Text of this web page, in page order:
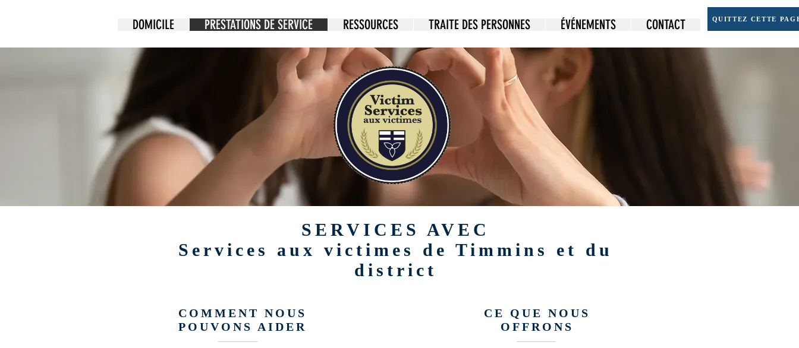
DOMICILE PRESTATIONS DE SERVICE RESSOURCES TRAITE DES PERSONNES ÉVÉNEMENTS CONTACT QUITTEZ CETTE
SERVICES AVEC
Services aux victimes de Timmins et du
district
COMMENT NOUS
POUVONS AIDER
CE QUE NOUS
OFFRONS